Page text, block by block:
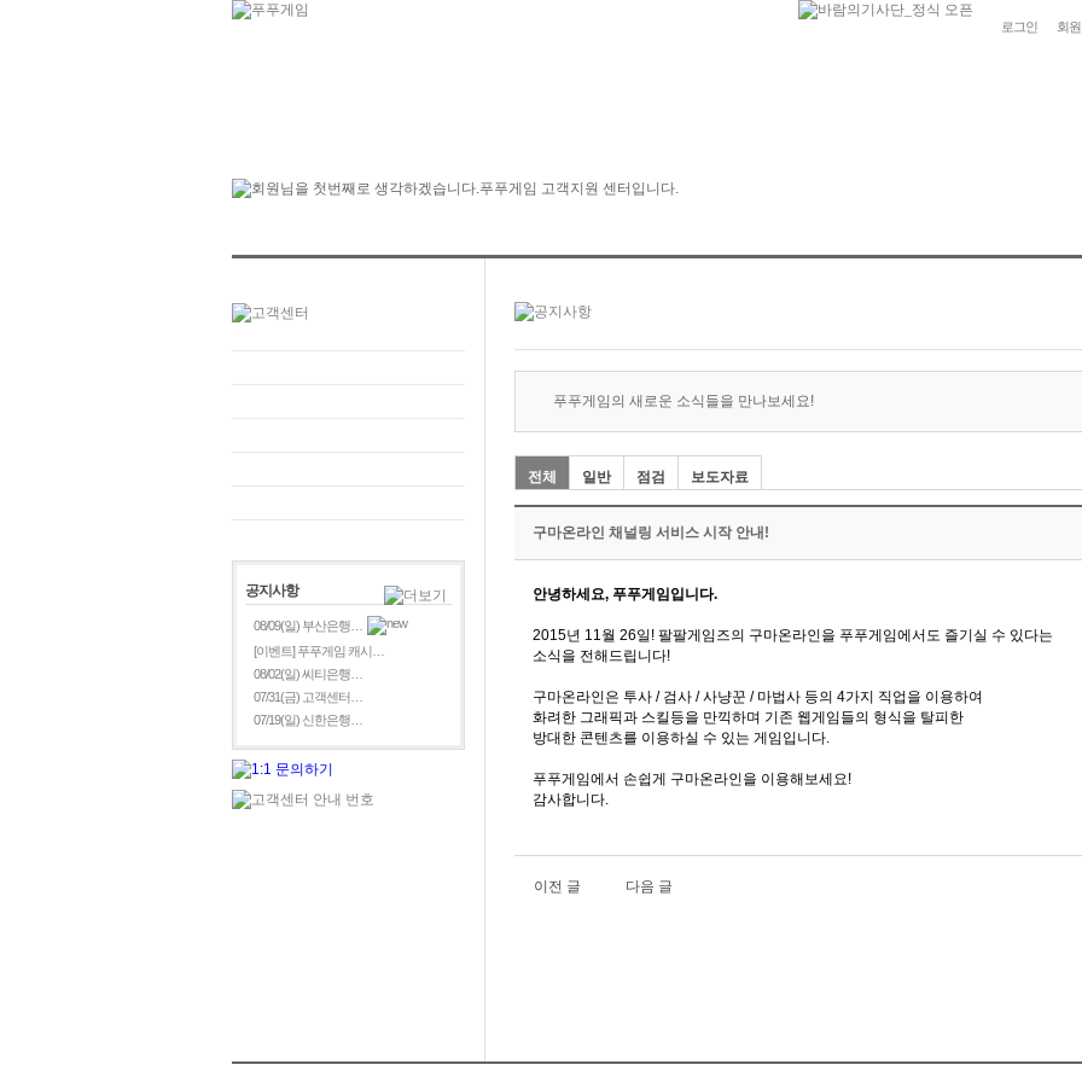
로그인 회
공지사항
08/09(일) 부산은행…
[이벤트] 푸푸게임 캐시…
08/02(일) 씨티은행…
07/31(금) 고객센터…
07/19(일) 신한은행…
푸푸게임의 새로운 소식들을 만나보세요!
전체 일반 점검 보도자료
구마온라인 채널링 서비스 시작 안내!
안녕하세요, 푸푸게임입니다.
2015년 11월 26일! 팔팔게임즈의 구마온라인을 푸푸게임에서도 즐기실 수 있다는
소식을 전해드립니다!
구마온라인은 투사 / 검사 / 사냥꾼 / 마법사 등의 4가지 직업을 이용하여
화려한 그래픽과 스킬등을 만끽하며 기존 웹게임들의 형식을 탈피한
방대한 콘텐츠를 이용하실 수 있는 게임입니다.
푸푸게임에서 손쉽게 구마온라인을 이용해보세요!
감사합니다.
이전 글 다음 글